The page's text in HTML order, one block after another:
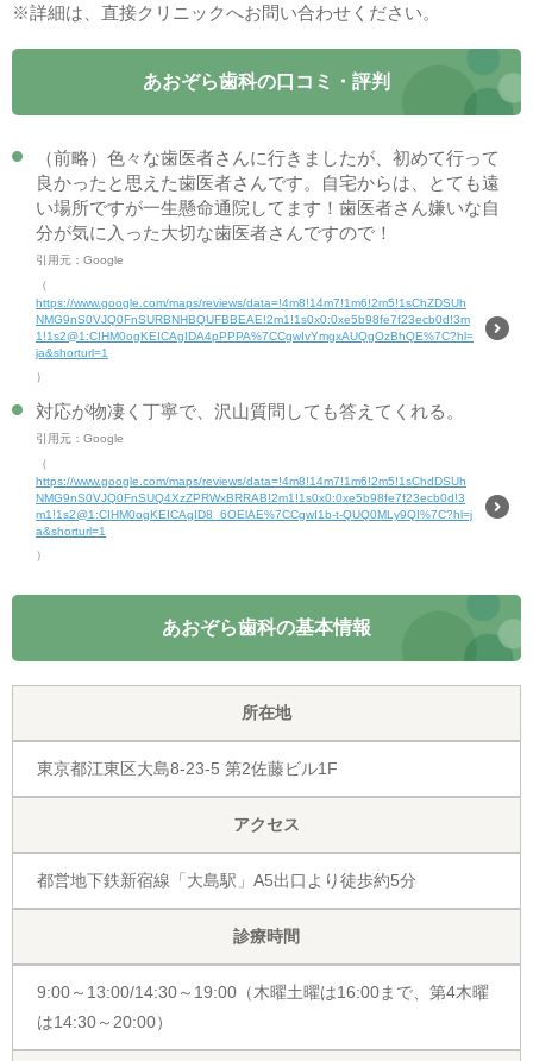
※詳細は、直接クリニックへお問い合わせください。
あおぞら歯科の口コミ・評判
（前略）色々な歯医者さんに行きましたが、初めて行って
良かったと思えた歯医者さんです。自宅からは、とても遠
い場所ですが一生懸命通院してます！歯医者さん嫌いな自
分が気に入った大切な歯医者さんですので！
引用元：Google
（
https://www.google.com/maps/reviews/data=!4m8!14m7!1m6!2m5!1sChZDSUh
NMG9nS0VJQ0FnSURBNHBQUFBBEAE!2m1!1s0x0:0xe5b98fe7f23ecb0d!3m
1!1s2@1:CIHM0ogKEICAgIDA4pPPPA%7CCgwIvYmgxAUQgOzBhQE%7C?hl=
ja&shorturl=1
）
対応が物凄く丁寧で、沢山質問しても答えてくれる。
引用元：Google
（
https://www.google.com/maps/reviews/data=!4m8!14m7!1m6!2m5!1sChdDSUh
NMG9nS0VJQ0FnSUQ4XzZPRWxBRRAB!2m1!1s0x0:0xe5b98fe7f23ecb0d!3
m1!1s2@1:CIHM0ogKEICAgID8_6OElAE%7CCgwI1b-t-QUQ0MLy9QI%7C?hl=j
a&shorturl=1
）
あおぞら歯科の基本情報
所在地
東京都江東区大島8-23-5 第2佐藤ビル1F
アクセス
都営地下鉄新宿線「大島駅」A5出口より徒歩約5分
診療時間
9:00～13:00/14:30～19:00（木曜土曜は16:00まで、第4木曜
は14:30～20:00）